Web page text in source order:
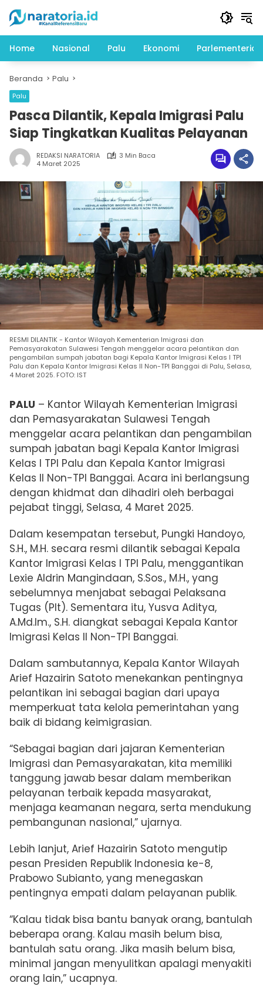
konten
Home
Nasional Palu Ekonomi Parlementeria
Beranda Palu
Palu
Pasca Dilantik, Kepala Imigrasi Palu
Siap Tingkatkan Kualitas Pelayanan
REDAKSI NARATORIA
3 Min Baca
4 Maret 2025
RESMI DILANTIK - Kantor Wilayah Kementerian Imigrasi dan
Pemasyarakatan Sulawesi Tengah menggelar acara pelantikan dan
pengambilan sumpah jabatan bagi Kepala Kantor Imigrasi Kelas I TPI
Palu dan Kepala Kantor Imigrasi Kelas II Non-TPI Banggai di Palu, Selasa,
4 Maret 2025. FOTO: IST
PALU – Kantor Wilayah Kementerian Imigrasi
dan Pemasyarakatan Sulawesi Tengah
menggelar acara pelantikan dan pengambilan
sumpah jabatan bagi Kepala Kantor Imigrasi
Kelas I TPI Palu dan Kepala Kantor Imigrasi
Kelas II Non-TPI Banggai. Acara ini berlangsung
dengan khidmat dan dihadiri oleh berbagai
pejabat tinggi, Selasa, 4 Maret 2025.
Dalam kesempatan tersebut, Pungki Handoyo,
S.H., M.H. secara resmi dilantik sebagai Kepala
Kantor Imigrasi Kelas I TPI Palu, menggantikan
Lexie Aldrin Mangindaan, S.Sos., M.H., yang
sebelumnya menjabat sebagai Pelaksana
Tugas (Plt). Sementara itu, Yusva Aditya,
A.Md.Im., S.H. diangkat sebagai Kepala Kantor
Imigrasi Kelas II Non-TPI Banggai.
Dalam sambutannya, Kepala Kantor Wilayah
Arief Hazairin Satoto menekankan pentingnya
pelantikan ini sebagai bagian dari upaya
memperkuat tata kelola pemerintahan yang
baik di bidang keimigrasian.
“Sebagai bagian dari jajaran Kementerian
Imigrasi dan Pemasyarakatan, kita memiliki
tanggung jawab besar dalam memberikan
pelayanan terbaik kepada masyarakat,
menjaga keamanan negara, serta mendukung
pembangunan nasional,” ujarnya.
Lebih lanjut, Arief Hazairin Satoto mengutip
pesan Presiden Republik Indonesia ke-8,
Prabowo Subianto, yang menegaskan
pentingnya empati dalam pelayanan publik.
“Kalau tidak bisa bantu banyak orang, bantulah
beberapa orang. Kalau masih belum bisa,
bantulah satu orang. Jika masih belum bisa,
minimal jangan menyulitkan apalagi menyakiti
orang lain,” ucapnya.